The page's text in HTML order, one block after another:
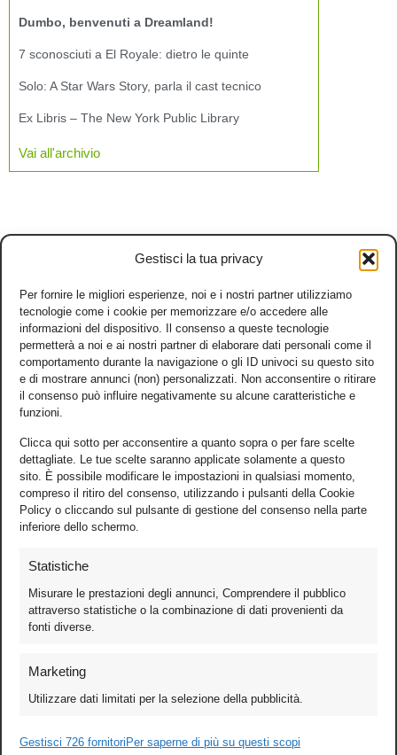
Gestisci la tua privacy
Per fornire le migliori esperienze, noi e i nostri partner utilizziamo
tecnologie come i cookie per memorizzare e/o accedere alle
informazioni del dispositivo. Il consenso a queste tecnologie
permetterà a noi e ai nostri partner di elaborare dati personali come il
comportamento durante la navigazione o gli ID univoci su questo sito
e di mostrare annunci (non) personalizzati. Non acconsentire o ritirare
il consenso può influire negativamente su alcune caratteristiche e
funzioni.
Clicca qui sotto per acconsentire a quanto sopra o per fare scelte
dettagliate. Le tue scelte saranno applicate solamente a questo
sito. È possibile modificare le impostazioni in qualsiasi momento,
compreso il ritiro del consenso, utilizzando i pulsanti della Cookie
Policy o cliccando sul pulsante di gestione del consenso nella parte
inferiore dello schermo.
Statistiche
Misurare le prestazioni degli annunci, Comprendere il pubblico
attraverso statistiche o la combinazione di dati provenienti da
fonti diverse.
Marketing
Utilizzare dati limitati per la selezione della pubblicità.
Gestisci 726 fornitori Per saperne di più su questi scopi
Dumbo, benvenuti a Dreamland!
7 sconosciuti a El Royale: dietro le quinte
Solo: A Star Wars Story, parla il cast tecnico
Ex Libris – The New York Public Library
Vai all'archivio
Games